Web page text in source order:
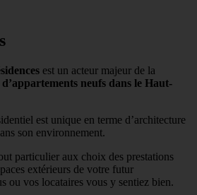
est un acteur majeur de la
neufs dans le Haut-
est unique en terme d’architecture
son environnement.
particulier aux choix des prestations
extérieurs de votre futur
ou vos locataires vous y sentiez bien.